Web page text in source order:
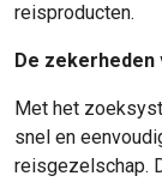
reisproducten.
De
Met het
snel en
reisgezelschap.